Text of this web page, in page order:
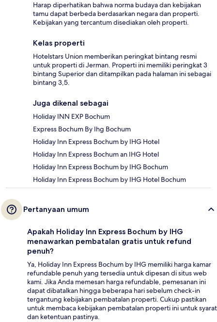
Harap diperhatikan bahwa norma budaya dan kebijakan
tamu dapat berbeda berdasarkan negara dan properti.
Kebijakan yang tercantum disediakan oleh properti.
Kelas properti
Hotelstars Union memberikan peringkat bintang resmi
untuk properti di Jerman. Properti ini memiliki peringkat 3
bintang Superior dan ditampilkan pada halaman ini sebagai
bintang 3,5.
Juga dikenal sebagai
Holiday INN EXP Bochum
Express Bochum By Ihg Bochum
Holiday Inn Express Bochum by IHG Hotel
Holiday Inn Express Bochum an IHG Hotel
Holiday Inn Express Bochum by IHG Bochum
Holiday Inn Express Bochum by IHG Hotel Bochum
Pertanyaan umum
Apakah Holiday Inn Express Bochum by IHG
menawarkan pembatalan gratis untuk refund
penuh?
Ya, Holiday Inn Express Bochum by IHG memiliki harga kamar
refundable penuh yang tersedia untuk dipesan di situs web
kami. Jika Anda memesan harga refundable, pemesanan ini
dapat dibatalkan hingga beberapa hari sebelum check-in
tergantung kebijakan pembatalan properti. Cukup pastikan
untuk membaca kebijakan pembatalan properti ini untuk syarat
dan ketentuan pastinya.